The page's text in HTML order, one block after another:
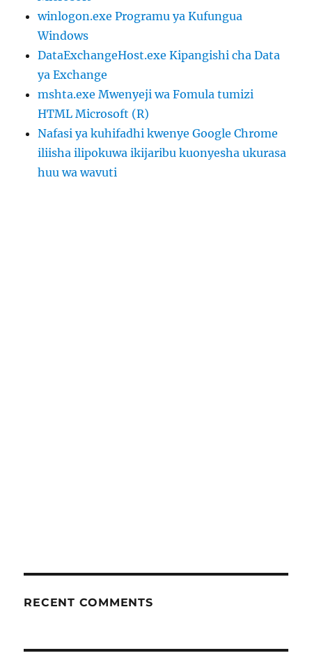
winlogon.exe Programu ya Kufungua
Windows
DataExchangeHost.exe Kipangishi cha Data
ya Exchange
mshta.exe Mwenyeji wa Fomula tumizi
HTML Microsoft (R)
Nafasi ya kuhifadhi kwenye Google Chrome
iliisha ilipokuwa ikijaribu kuonyesha ukurasa
huu wa wavuti
RECENT COMMENTS